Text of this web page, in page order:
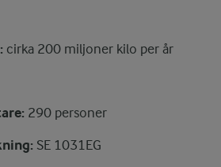
cirka 200 miljoner kilo per år
290 personer
SE 1031EG